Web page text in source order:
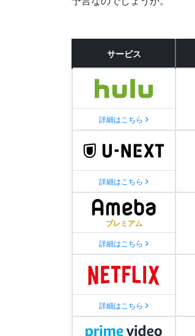
サービス
詳細はこちら
詳細はこちら
詳細はこちら
詳細はこちら